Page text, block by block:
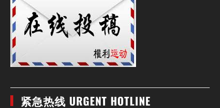
紧急热线 URGENT HOTLINE